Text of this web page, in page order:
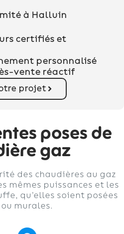
à Halluin
certifiés et
personnalisé
vente réactif
projet
poses de
gaz
des chaudières au gaz
mêmes puissances et les
qu’elles soient posées
murales.